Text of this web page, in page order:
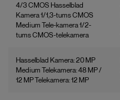
4/3 CMOS Hasselblad
Kamera 1/1,3-tums CMOS
Medium Tele-kamera 1/2-
tums CMOS-telekamera
Hasselblad Kamera: 20 MP
Medium Telekamera: 48 MP /
12 MP Telekamera: 12 MP